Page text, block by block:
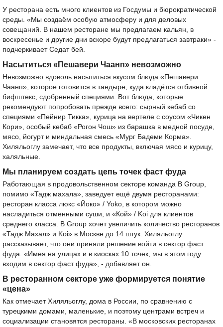
У ресторана есть много клиентов из Госдумы и бюрократической
среды. «Мы создаём особую атмосферу и для деловых
совещаний. В нашем ресторане мы предлагаем кальян, в
воскресенье и другие дни вскоре будут предлагаться завтраки» -
подчеркивает Седат бей.
Насытиться «Пешавери Чаанп» невозможно
Невозможно вдоволь насытиться вкусом блюда «Пешавери
Чаанп», которое готовится в тандыре, куда кладётся отбивной
бифштекс, сдобренный специями. Вот блюда, которые
рекомендуют попробовать прежде всего: сырный кебаб со
специями «Пейнир Тикка», курица на вертеле с соусом «Чикен
Кори», особый кебаб «Рогон Чош» из барашка в медной посуде,
мясо, йогурт и миндальная смесь «Мург Бадеми Корма».
Хиляльоглу замечает, что все продукты, включая мясо и курицу,
халяльные.
Мы планируем создать цепь точек фаст фуда
Работающая в продовольственном секторе команда B Group,
помимо «Тадж махала», заведует ещё двумя ресторанами:
ресторан класса люкс «Йоко» / Yoko, в котором можно
насладиться отменными суши, и «Кой» / Koi для клиентов
среднего класса. B Group хочет увеличить количество ресторанов
«Тадж Махал» и Koi» в Москве до 14 штук. Хиляльоглу
рассказывает, что они приняли решение войти в сектор фаст
фуда. «Имея на улицах и в киосках 10 точек, мы в этом году
входим в сектор фаст фуда», - добавляет он.
В ресторанном секторе уже формируется понятие
«цена»
Как отмечает Хиляльоглу, дома в России, по сравнению с
турецкими домами, маленькие, и поэтому центрами встреч и
социализации становятся рестораны. «В московских ресторанах